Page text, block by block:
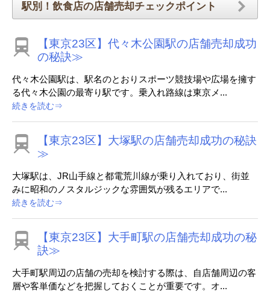
駅別！飲食店の店舗売却チェックポイント
【東京23区】代々木公園駅の店舗売却成功
の秘訣≫
代々木公園駅は、駅名のとおりスポーツ競技場や広場を擁す
る代々木公園の最寄り駅です。乗入れ路線は東京メ...
続きを読む⇒
【東京23区】大塚駅の店舗売却成功の秘訣
≫
大塚駅は、JR山手線と都電荒川線が乗り入れており、街並
みに昭和のノスタルジックな雰囲気が残るエリアで...
続きを読む⇒
【東京23区】大手町駅の店舗売却成功の秘
訣≫
大手町駅周辺の店舗の売却を検討する際は、自店舗周辺の客
層や客単価などを把握しておくことが重要です。オ...